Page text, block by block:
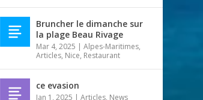
Bruncher le dimanche sur
la plage Beau Rivage
Mar 4, 2025 |Alpes-Maritimes,
Articles, Nice, Restaurant
ce evasion
Jan 1, 2025 |Articles, News